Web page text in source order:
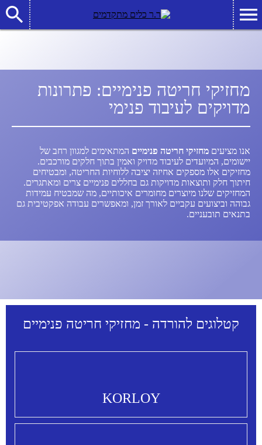
מחזיקי חריטה פנימיים: פתרונות
מדויקים לעיבוד פנימי
אנו מציעים מחזיקי חריטה פנימיים המתאימים למגוון רחב של
יישומים, המיועדים לעיבוד מדויק ואמין בתוך חלקים מורכבים.
מחזיקים אלו מספקים אחיזה יציבה ללוחיות החריטה, ומבטיחים
חיתוך חלק ותוצאות מדויקות גם בחללים פנימיים צרים ומאתגרים.
המחזיקים שלנו מיוצרים מחומרים איכותיים, מה שמבטיח עמידות
גבוהה וביצועים עקביים לאורך זמן, ומאפשרים עבודה אפקטיבית גם
בתנאים תובעניים.
קטלוגים להורדה - מחזיקי חריטה פנימיים
KORLOY